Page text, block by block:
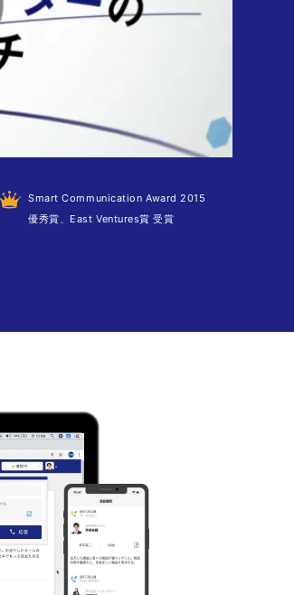
Smart Communication Award 2015
優秀賞、East Ventures賞 受賞